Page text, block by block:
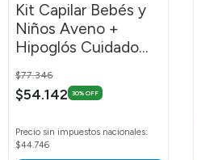
Kit Capilar Bebés y
Niños Aveno +
Hipoglós Cuidado
Diario 30 G
Price reduced from
$77.346
$54.142 30% OFF
Precio sin impuestos nacionales:
$44.746